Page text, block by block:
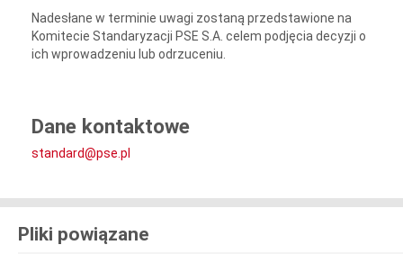
Nadesłane w terminie uwagi zostaną przedstawione na
Komitecie Standaryzacji PSE S.A. celem podjęcia decyzji o
ich wprowadzeniu lub odrzuceniu.
Dane kontaktowe
standard@pse.pl
Pliki powiązane